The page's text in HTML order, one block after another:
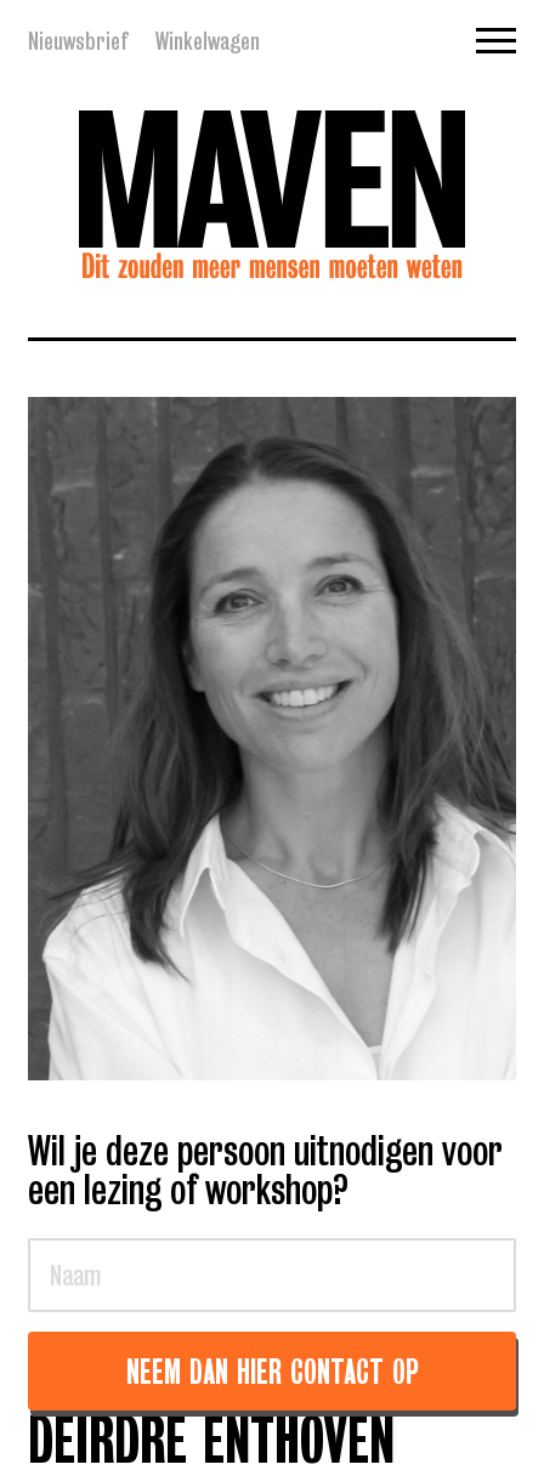
Nieuwsbrief Winkelwagen
Wil je deze persoon uitnodigen voor
een lezing of workshop?
NEEM DAN HIER CONTACT OP
DEIRDRE ENTHOVEN